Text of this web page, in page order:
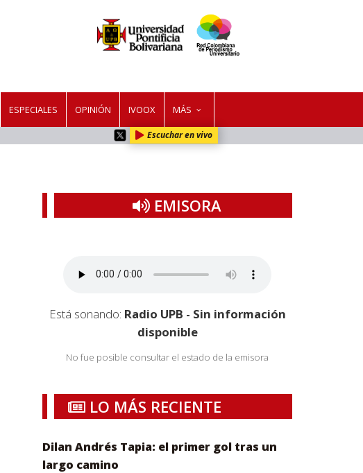
ESPECIALES OPINIÓN IVOOX MÁS
Escuchar en vivo
EMISORA
Está sonando: Radio UPB - Sin información
disponible
No fue posible consultar el estado de la emisora
LO MÁS RECIENTE
Dilan Andrés Tapia: el primer gol tras un
largo camino